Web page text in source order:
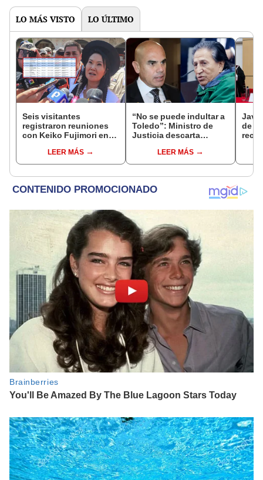
LO MÁS VISTO LO ÚLTIMO
Seis visitantes
registraron reuniones
con Keiko Fujimori en
presidenta se
encontraba en Junín
LEER MÁS
“No se puede indultar a
Toledo”: Ministro de
Justicia descarta
exmandatario
LEER MÁS
de